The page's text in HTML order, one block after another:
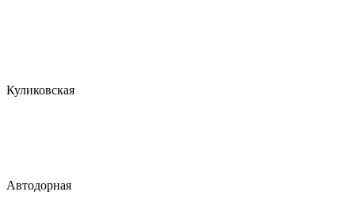
Куликовская
Автодорная